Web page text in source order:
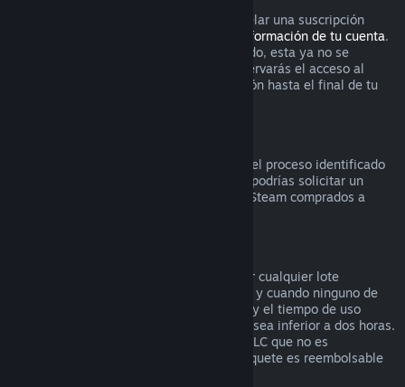
Por favor ten en cuenta que puedes cancelar una suscripción
información de tu cuenta.
Una vez que la suscripción se ha cancelado, esta ya no se
renovará automáticamente, aunque conservarás el acceso al
contenido y los beneficios de la suscripción hasta el final de tu
Dentro del periodo de tiempo aplicable y el proceso identificado
, podrías solicitar un
reembolso por hardware y accesorios de Steam comprados a
Puedes recibir un reembolso completo por cualquier lote
comprado en la tienda de Steam, siempre y cuando ninguno de
los artículos del lote se haya transferido, y el tiempo de uso
combinado de todos los artículos del lote sea inferior a dos horas.
Si un lote incluye un artículo de juego o DLC que no es
reembolsable, Steam te dirá si todo el paquete es reembolsable